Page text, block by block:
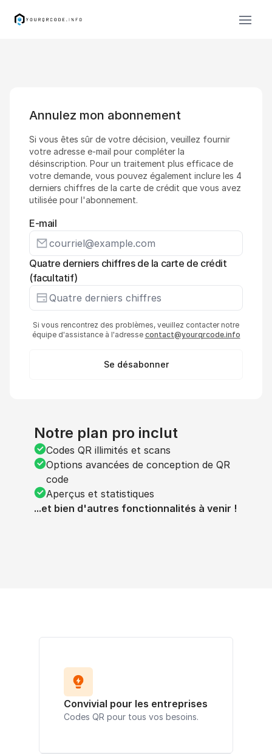
Notre plan pro inclut
Codes QR illimités et scans
Options avancées de conception de QR
code
Aperçus et statistiques
...et bien d'autres fonctionnalités à venir !
Annulez mon abonnement
Si vous êtes sûr de votre décision, veuillez fournir
votre adresse e-mail pour compléter la
désinscription. Pour un traitement plus efficace de
votre demande, vous pouvez également inclure les 4
derniers chiffres de la carte de crédit que vous avez
utilisée pour l'abonnement.
E-mail
Quatre derniers chiffres de la carte de crédit
(facultatif)
Si vous rencontrez des problèmes, veuillez contacter notre
équipe d'assistance à l'adresse contact@yourqrcode.info
Se désabonner
Convivial pour les entreprises
Codes QR pour tous vos besoins.